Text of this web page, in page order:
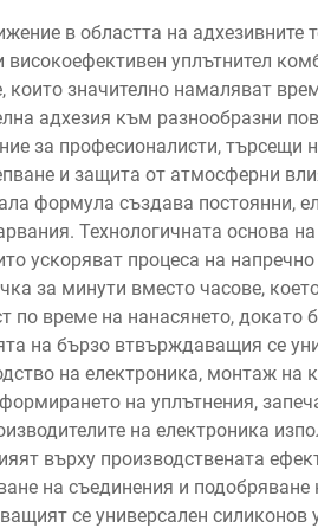
в областта на адхезивните
уплътнител
значително намаляват
адхезия към разнообразни
за професионалисти, търсещи
и защита от атмосферни
формула създава постоянни,
Технологичната основа
ускоряват процеса на
за минути вместо часове,
по време на нанасянето,
на бързо втвърждаващия се
на електроника, монтаж на
на уплътнения,
на електроника
върху производствената
на съединения и
се универсален силиконов